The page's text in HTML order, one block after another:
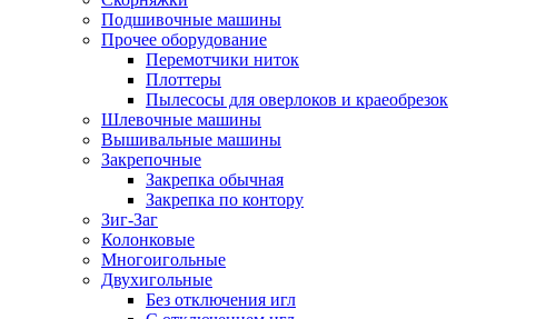
Подшивочные машины
Прочее оборудование
Перемотчики ниток
Плоттеры
Пылесосы для оверлоков и краеобрезок
Шлевочные машины
Вышивальные машины
Закрепочные
Закрепка обычная
Закрепка по контору
Зиг-Заг
Колонковые
Многоигольные
Двухигольные
Без отключения игл